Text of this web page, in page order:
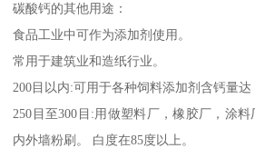
碳酸钙的其他用途：
食品工业中可作为添加剂使用。
常用于建筑业和造纸行业。
200目以内:可用于各种饲料添加剂含钙量达
250目至300目:用做塑料厂，橡胶厂，涂
内外墙粉刷。 白度在85度以上。